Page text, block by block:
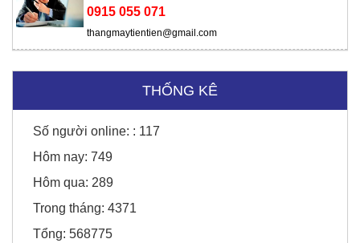
Sunny Hotel - Cao Bằng
Honda Chí Quyên - Điện Biên
0915 055 071
thangmaytientien@gmail.com
THỐNG KÊ
Số người online: : 117
Hôm nay: 749
Hôm qua: 289
Trong tháng: 4371
Tổng: 568775